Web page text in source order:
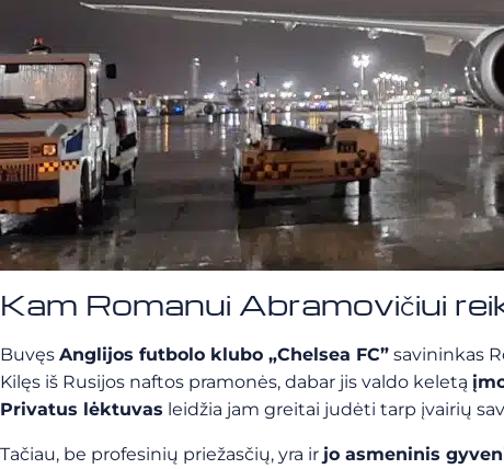
Kam Romanui Abramovičiui
Buvęs Anglijos futbolo klubo „Chelsea FC” savininkas
Kilęs iš Rusijos naftos pramonės, dabar jis valdo keletą
Privatus lėktuvas leidžia jam greitai judėti tarp įvairių
Tačiau, be profesinių priežasčių, yra ir jo asmeninis